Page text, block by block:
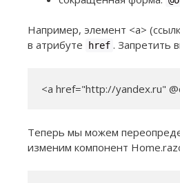
Например, элемент <a>
в атрибуте
href . Запретить
<a href="http://yandex.ru"
Теперь мы можем
изменим компонент